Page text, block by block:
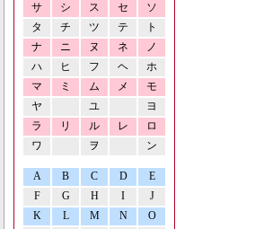
サ
シ ス セ
ソ
タ
チ ツ テ
ト
ナ
ニ ヌ ネ
ノ
ハ
ヒ フ ヘ
ホ
マ
ミ ム メ
モ
ヤ
ユ
ヨ
ラ
リ ル レ
ロ
ワ
ヲ ン
A B C D
E
F
G H I
J
K
L M N O